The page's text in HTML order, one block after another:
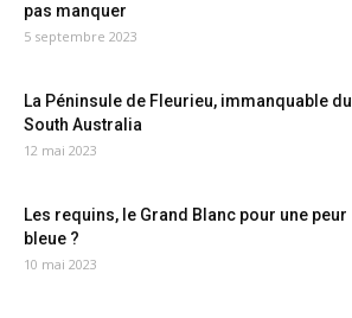
pas manquer
5 septembre 2023
La Péninsule de Fleurieu, immanquable du
South Australia
12 mai 2023
Les requins, le Grand Blanc pour une peur
bleue ?
10 mai 2023